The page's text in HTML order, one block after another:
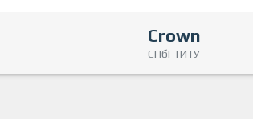
Crown
СПбГТИТУ